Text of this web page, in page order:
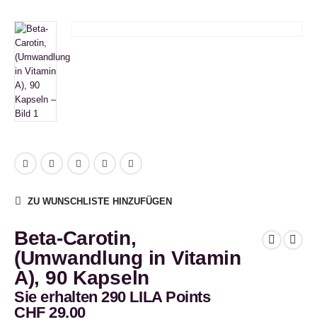
ZU WUNSCHLISTE HINZUFÜGEN
Beta-Carotin,
(Umwandlung in Vitamin
A), 90 Kapseln
Sie erhalten 290 LILA Points
CHF29.00